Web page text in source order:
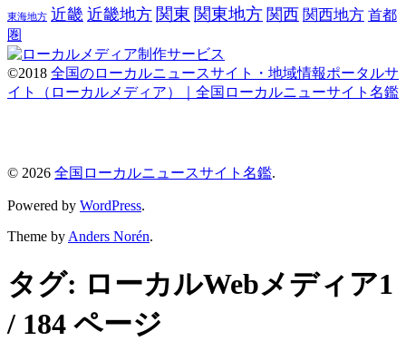
東海地方 近畿 近畿地方 関東 関東地方 関西 関西地方 首都
圏
©2018 全国のローカルニュースサイト・地域情報ポータルサ
イト（ローカルメディア）｜全国ローカルニューサイト名鑑
© 2026 全国ローカルニュースサイト名鑑.
Powered by WordPress.
Theme by Anders Norén.
タグ: ローカルWebメディア1
/ 184 ページ